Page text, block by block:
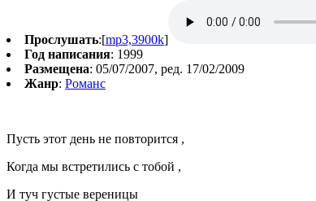
Прослушать:[mp3,3900k]
Год написания: 1999
Размещена: 05/07/2007, ред. 17/02/2009
Жанр: Романс
Пусть этот день не повторится ,
Когда мы встретились с тобой ,
И туч густые вереницы